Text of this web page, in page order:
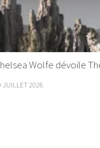
Wolfe dévoile
JUILLET 2026